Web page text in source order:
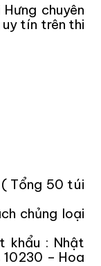
chuyên
tín trên thi
( Tổng 50 túi
chủng loại
khẩu : Nhật
10230 – Hoa